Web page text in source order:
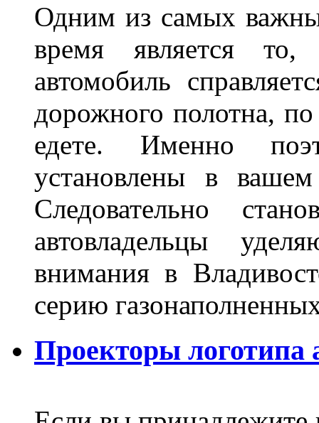
Одним из самых
время является то,
автомобиль
дорожного полотна,
едете. Именно
установлены в
Следовательно
автовладельцы
внимания в
серию
Проекторы логотипа